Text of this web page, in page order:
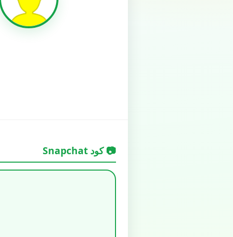
📷 كود Snapchat